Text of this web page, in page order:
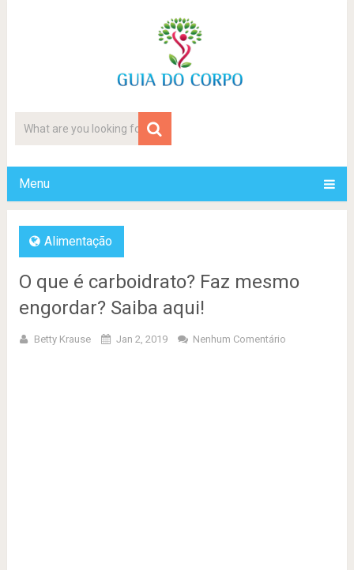
Menu
Alimentação
O que é carboidrato? Faz mesmo
engordar? Saiba aqui!
Betty Krause Jan 2, 2019 Nenhum Comentário